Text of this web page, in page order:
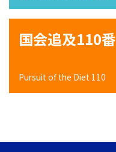
国会追及110番
Pursuit of the Diet 110